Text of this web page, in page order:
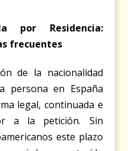
por Residencia:
frecuentes
de la nacionalidad
persona en España
legal, continuada e
a la petición. Sin
este plazo